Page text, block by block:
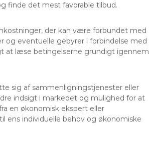
finde det mest favorable tilbud.
der kan være forbundet med
og eventuelle gebyrer i forbindelse med
at læse betingelserne grundigt igennem
sig af sammenligningstjenester eller
indsigt i markedet og mulighed for at
en økonomisk ekspert eller
ens individuelle behov og økonomiske